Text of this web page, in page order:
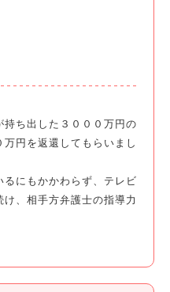
ち出した３０００万円の
円を返還してもらいまし
にもかかわらず、テレビ
、相手方弁護士の指導力